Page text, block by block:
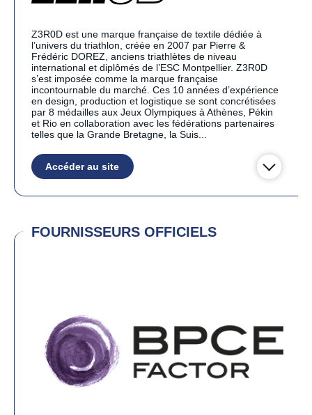
Z3R0D est une marque française de textile dédiée à
l’univers du triathlon, créée en 2007 par Pierre &
Frédéric DOREZ, anciens triathlètes de niveau
international et diplômés de l’ESC Montpellier. Z3R0D
s’est imposée comme la marque française
incontournable du marché. Ces 10 années d’expérience
en design, production et logistique se sont concrétisées
par 8 médailles aux Jeux Olympiques à Athènes, Pékin
et Rio en collaboration avec les fédérations partenaires
telles que la Grande Bretagne, la Suis...
Accéder au site
FOURNISSEURS OFFICIELS